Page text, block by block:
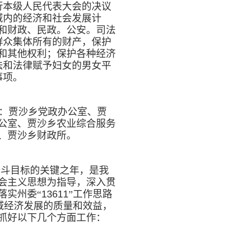
本级人民代表大会的决议
的经济和社会发展计
财政、民政。公安。司法
集体所有的财产，保护
其他权利；保护各种经济
法律赋予妇女的男女平
。
贾沙乡党政办公室、贾
室、贾沙乡农业综合服务
沙乡财政所。
目标的关键之年，是我
主义思想为指导，深入贯
实州委“13611”工作思路
济发展的质量和效益，
以下几个方面工作：